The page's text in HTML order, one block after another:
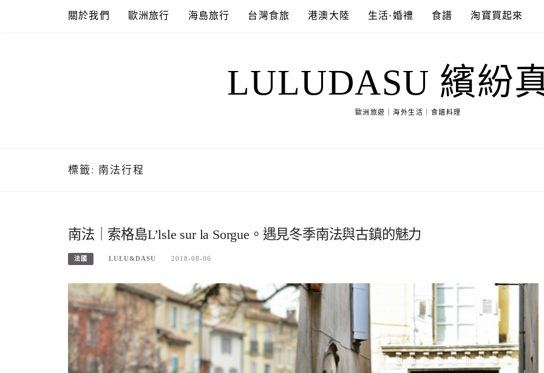
關於我們 歐洲旅行 海島旅行 台灣食旅 港澳大陸 生活·婚禮 食譜 淘寶買起來
LULUDASU 繽紛
歐洲旅遊｜海外生活｜食譜料理
標籤: 南法行程
南法｜索格島L’lsle sur la Sorgue。遇見冬季南法與古鎮的魅力
法國 LULU&DASU 2018-08-06